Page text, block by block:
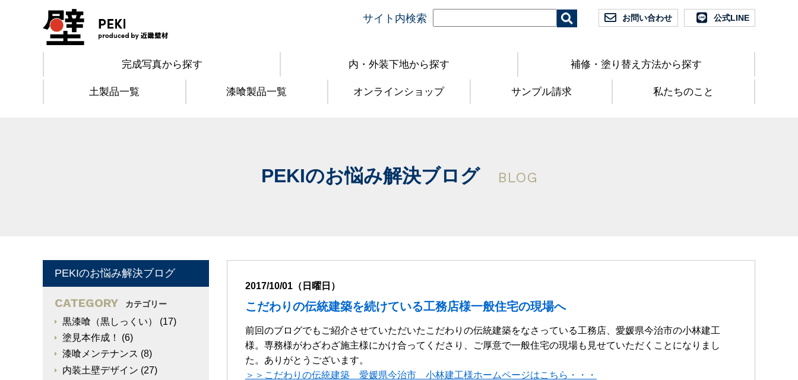
サイト内検索 お問い合わせ 公式LINE
完成写真から探す 内・外装下地から探す 補修・塗り替え方法から探す
土製品一覧 漆喰製品一覧 オンラインショップ サンプル請求 私たちのこと
PEKIのお悩み解決ブログ BLOG
2017/10/01（日曜日）
こだわりの伝統建築を続けている工務店様一般住宅の現場へ
前回のブログでもご紹介させていただいたこだわりの伝統建築をなさっている工務店、愛媛県今治市の小林建工
様。専務様がわざわざ施主様にかけ合ってくださり、ご厚意で一般住宅の現場も見せていただくことになりまし
た。ありがとうございます。
＞＞こだわりの伝統建築 愛媛県今治市 小林建工様ホームページはこちら・・・
PEKIのお悩み解決ブログ
CATEGORY カテゴリー
黒漆喰（黒しっくい）
(17)
塗見本作成！
(6)
漆喰メンテナンス (8)
内装土壁デザイン (27)